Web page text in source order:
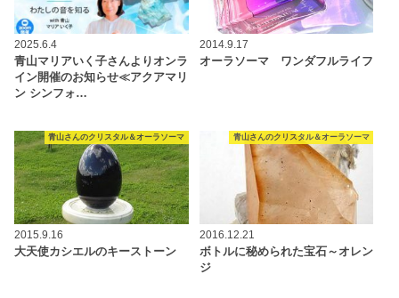
2025.6.4
青山マリアいく子さんよりオンラ
イン開催のお知らせ≪アクアマリ
ン シンフォ…
2014.9.17
オーラソーマ ワンダフルライフ
青山さんのクリスタル＆オーラソーマ
2015.9.16
大天使カシエルのキーストーン
青山さんのクリスタル＆オーラソーマ
2016.12.21
ボトルに秘められた宝石～オレン
ジ